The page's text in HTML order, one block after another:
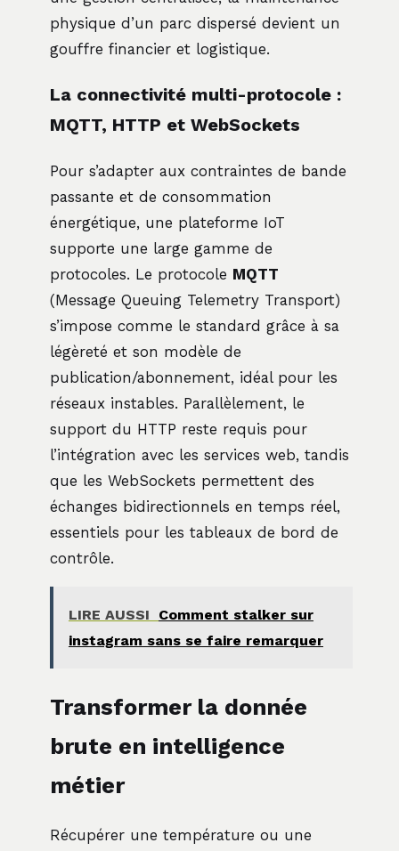
physique d’un parc dispersé devient un
gouffre financier et logistique.
La connectivité multi-protocole :
MQTT, HTTP et WebSockets
Pour s’adapter aux contraintes de bande
passante et de consommation
énergétique, une plateforme IoT
supporte une large gamme de
protocoles. Le protocole MQTT
(Message Queuing Telemetry Transport)
s’impose comme le standard grâce à sa
légèreté et son modèle de
publication/abonnement, idéal pour les
réseaux instables. Parallèlement, le
support du HTTP reste requis pour
l’intégration avec les services web, tandis
que les WebSockets permettent des
échanges bidirectionnels en temps réel,
essentiels pour les tableaux de bord de
contrôle.
LIRE AUSSI
Comment stalker sur
instagram sans se faire remarquer
Transformer la donnée
brute en intelligence
métier
Récupérer une température ou une